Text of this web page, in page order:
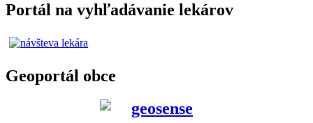
Portál na vyhľadávanie lekárov
Geoportál obce